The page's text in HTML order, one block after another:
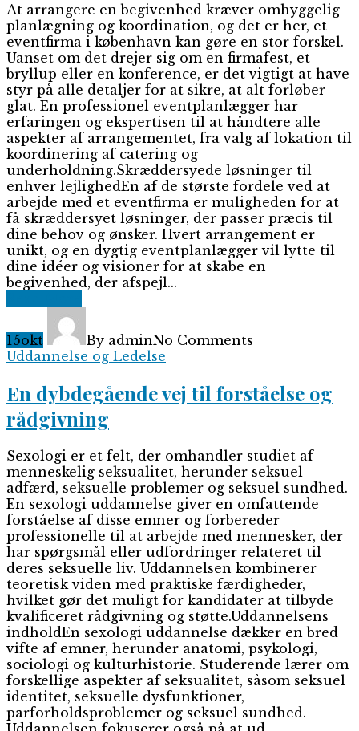
At arrangere en begivenhed kræver omhyggelig
planlægning og koordination, og det er her, et
eventfirma i københavn kan gøre en stor forskel.
Uanset om det drejer sig om en firmafest, et
bryllup eller en konference, er det vigtigt at have
styr på alle detaljer for at sikre, at alt forløber
glat. En professionel eventplanlægger har
erfaringen og ekspertisen til at håndtere alle
aspekter af arrangementet, fra valg af lokation til
koordinering af catering og
underholdning.Skræddersyede løsninger til
enhver lejlighedEn af de største fordele ved at
arbejde med et eventfirma er muligheden for at
få skræddersyet løsninger, der passer præcis til
dine behov og ønsker. Hvert arrangement er
unikt, og en dygtig eventplanlægger vil lytte til
dine idéer og visioner for at skabe en
begivenhed, der afspejl...
15okt By adminNo Comments
Uddannelse og Ledelse
En dybdegående vej til forståelse og
rådgivning
Sexologi er et felt, der omhandler studiet af
menneskelig seksualitet, herunder seksuel
adfærd, seksuelle problemer og seksuel sundhed.
En sexologi uddannelse giver en omfattende
forståelse af disse emner og forbereder
professionelle til at arbejde med mennesker, der
har spørgsmål eller udfordringer relateret til
deres seksuelle liv. Uddannelsen kombinerer
teoretisk viden med praktiske færdigheder,
hvilket gør det muligt for kandidater at tilbyde
kvalificeret rådgivning og støtte.Uddannelsens
indholdEn sexologi uddannelse dækker en bred
vifte af emner, herunder anatomi, psykologi,
sociologi og kulturhistorie. Studerende lærer om
forskellige aspekter af seksualitet, såsom seksuel
identitet, seksuelle dysfunktioner,
parforholdsproblemer og seksuel sundhed.